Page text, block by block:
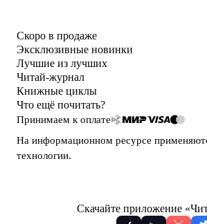
Скоро в продаже
Эксклюзивные новинки
Лучшие из лучших
Читай-журнал
Книжные циклы
Что ещё почитать?
Принимаем к оплате
На информационном ресурсе
технологии.
Скачайте приложение